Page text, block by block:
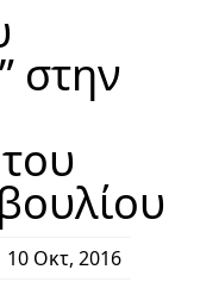
στην
10 Οκτ, 2016